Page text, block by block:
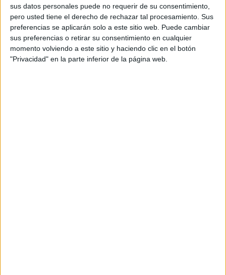
sus datos personales puede no requerir de su consentimiento,
pero usted tiene el derecho de rechazar tal procesamiento. Sus
preferencias se aplicarán solo a este sitio web. Puede cambiar
sus preferencias o retirar su consentimiento en cualquier
momento volviendo a este sitio y haciendo clic en el botón
"Privacidad" en la parte inferior de la página web.